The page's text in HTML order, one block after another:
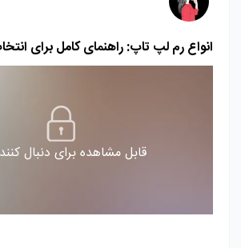
انواع رم لپ تاپ: راهنمای کامل برای
قابل مشاهده برای دنبال